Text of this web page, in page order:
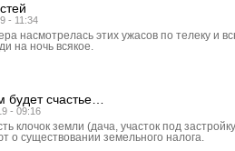
- 11:34
насмотрелась этих ужасов по телеку и
на ночь всякое.
будет счастье…
- 09:16
клочок земли (дача, участок под
о существовании земельного налога.